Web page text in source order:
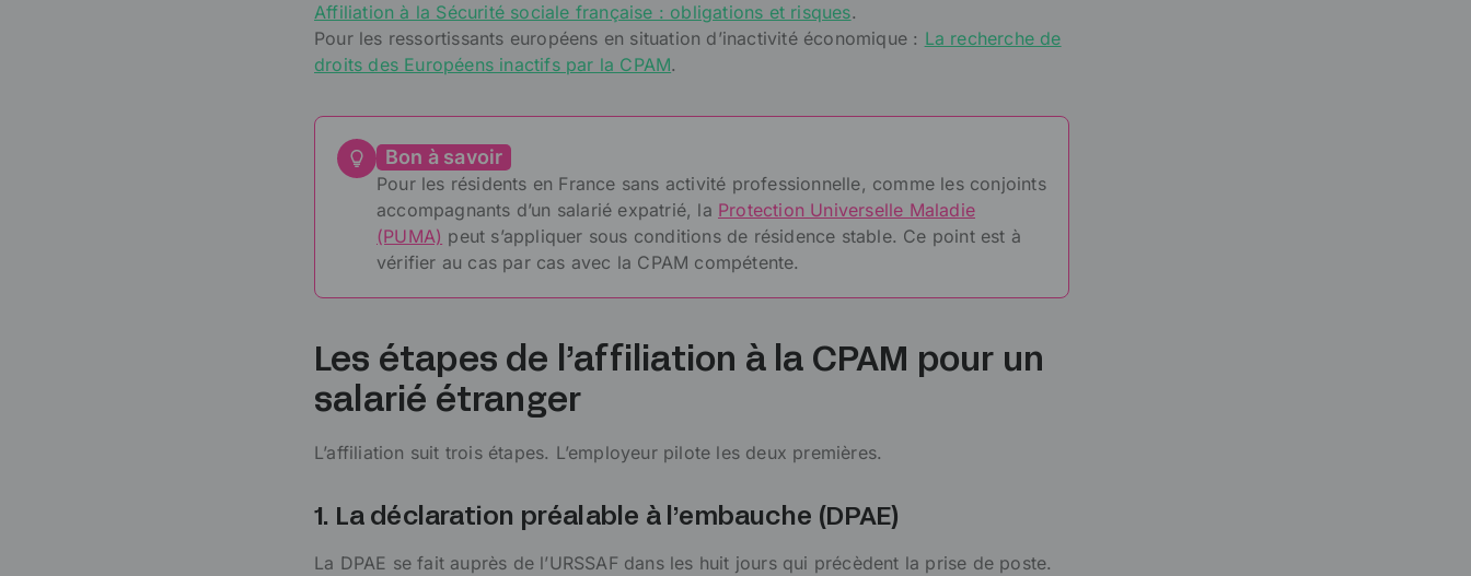
Affiliation à la Sécurité sociale française : obligations et risques.
Pour les ressortissants européens en situation d’inactivité économique : La recherche de
droits des Européens inactifs par la CPAM.
Bon à savoir
Pour les résidents en France sans activité professionnelle, comme les conjoints
accompagnants d’un salarié expatrié, la Protection Universelle Maladie
(PUMA) peut s’appliquer sous conditions de résidence stable. Ce point est à
vérifier au cas par cas avec la CPAM compétente.
Les étapes de l’affiliation à la CPAM pour un
salarié étranger
L’affiliation suit trois étapes. L’employeur pilote les deux premières.
1. La déclaration préalable à l’embauche (DPAE)
La DPAE se fait auprès de l’URSSAF dans les huit jours qui précèdent la prise de poste.